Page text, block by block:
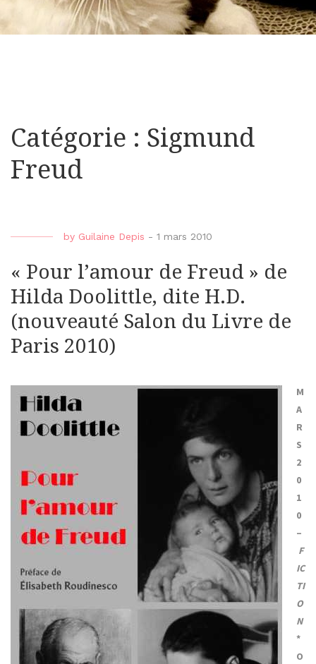
Catégorie : Sigmund
Freud
by Guilaine Depis - 1 mars 2010
« Pour l’amour de Freud » de
Hilda Doolittle, dite H.D.
(nouveauté Salon du Livre de
Paris 2010)
M
A
R
S
2
0
1
0
–
F
IC
TI
O
N
*
O